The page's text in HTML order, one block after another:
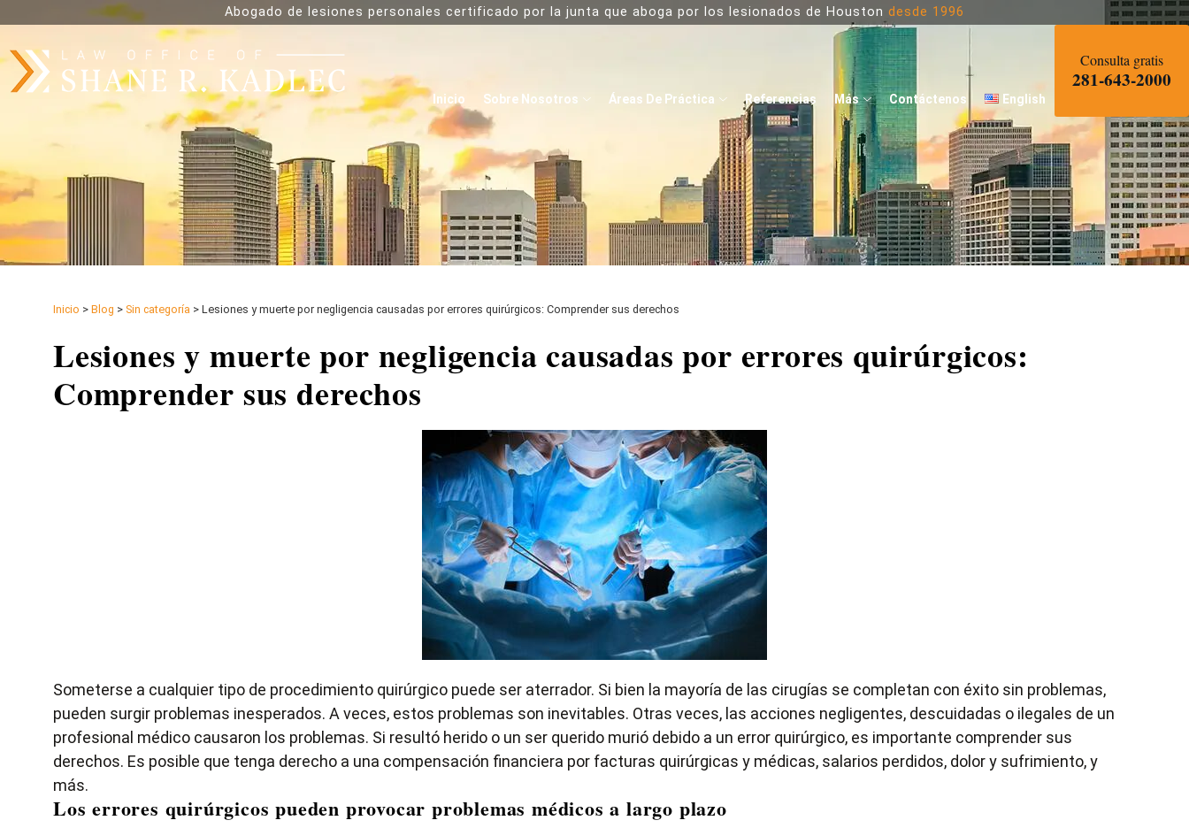
Abogado de lesiones personales certificado por la junta que aboga por los lesionados de Houston desde 1996
Inicio Sobre Nosotros Áreas De Práctica Referencias Más Contáctenos English
Consulta gratis
281-643-2000
Inicio > Blog > Sin categoría > Lesiones y muerte por negligencia causadas por errores quirúrgicos: Comprender sus derechos
Lesiones y muerte por negligencia causadas por errores quirúrgicos:
Comprender sus derechos
Someterse a cualquier tipo de procedimiento quirúrgico puede ser aterrador. Si bien la mayoría de las cirugías se completan con éxito sin problemas,
pueden surgir problemas inesperados. A veces, estos problemas son inevitables. Otras veces, las acciones negligentes, descuidadas o ilegales de un
profesional médico causaron los problemas. Si resultó herido o un ser querido murió debido a un error quirúrgico, es importante comprender sus
derechos. Es posible que tenga derecho a una compensación financiera por facturas quirúrgicas y médicas, salarios perdidos, dolor y sufrimiento, y
más.
Los errores quirúrgicos pueden provocar problemas médicos a largo plazo